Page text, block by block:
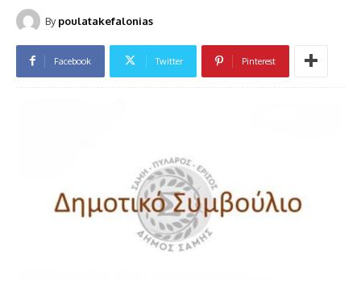
By poulatakefalonias
Facebook Twitter Pinterest